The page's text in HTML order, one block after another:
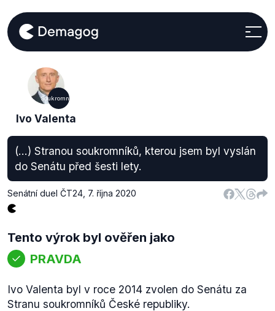
Soukromníci
Ivo Valenta
(...) Stranou soukromníků, kterou jsem byl vyslán
do Senátu před šesti lety.
Senátní duel ČT24 7. října 2020
Tento výrok byl ověřen jako
PRAVDA
Ivo Valenta byl v roce 2014 zvolen do Senátu za
Stranu soukromníků České republiky.